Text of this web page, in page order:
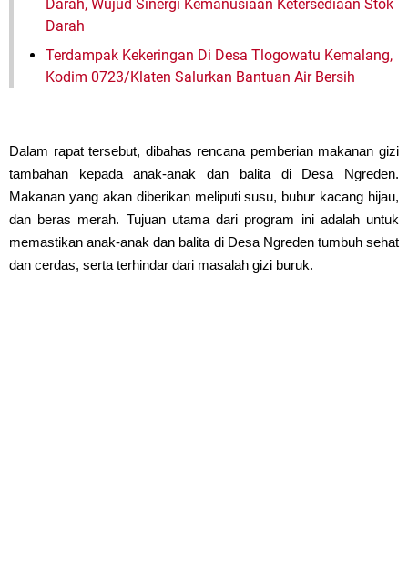
Darah, Wujud Sinergi Kemanusiaan Ketersediaan Stok
Darah
Terdampak Kekeringan Di Desa Tlogowatu Kemalang,
Kodim 0723/Klaten Salurkan Bantuan Air Bersih
Dalam rapat tersebut, dibahas rencana pemberian makanan gizi
tambahan kepada anak-anak dan balita di Desa Ngreden.
Makanan yang akan diberikan meliputi susu, bubur kacang hijau,
dan beras merah. Tujuan utama dari program ini adalah untuk
memastikan anak-anak dan balita di Desa Ngreden tumbuh sehat
dan cerdas, serta terhindar dari masalah gizi buruk.